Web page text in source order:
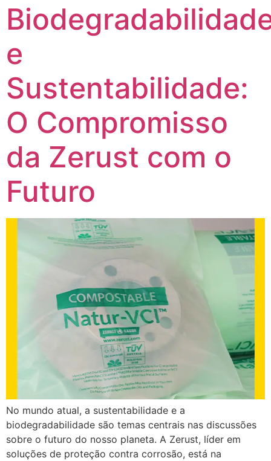
e
Sustentabilidade:
O Compromisso
da Zerust com o
Futuro
No mundo atual, a sustentabilidade e a
biodegradabilidade são temas centrais nas discussões
sobre o futuro do nosso planeta. A Zerust, líder em
soluções de proteção contra corrosão, está na